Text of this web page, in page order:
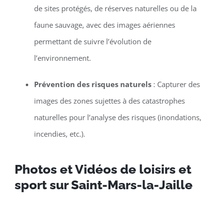
de sites protégés, de réserves naturelles ou de la
faune sauvage, avec des images aériennes
permettant de suivre l’évolution de
l’environnement.
Prévention des risques naturels: Capturer des
images des zones sujettes à des catastrophes
naturelles pour l’analyse des risques (inondations,
incendies, etc.).
Photos et Vidéos de loisirs et
sport sur Saint-Mars-la-Jaille